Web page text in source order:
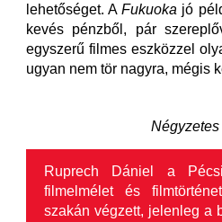
lehetőséget. AFukuoka jó
kevés pénzből, pár
egyszerű filmes eszközzel
ugyan nem tör nagyra, mégis
Ruprech Dániel a Pécsi
filmelmélet és
szakán végzett, jelenleg a